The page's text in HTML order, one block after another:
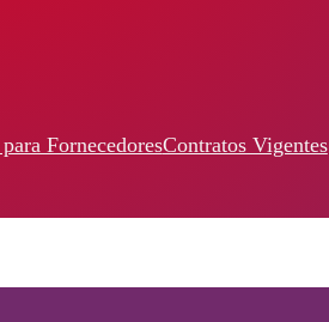
FornecedoresContratos Vigentes